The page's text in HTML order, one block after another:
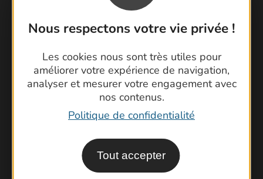
Nous respectons votre vie privée !
Les cookies nous sont très utiles pour
améliorer votre expérience de navigation,
analyser et mesurer votre engagement avec
nos contenus.
Politique de confidentialité
Tout accepter
Contactez-nous !
Brochures
Cartoguides et Topoguides
Latitude Gard